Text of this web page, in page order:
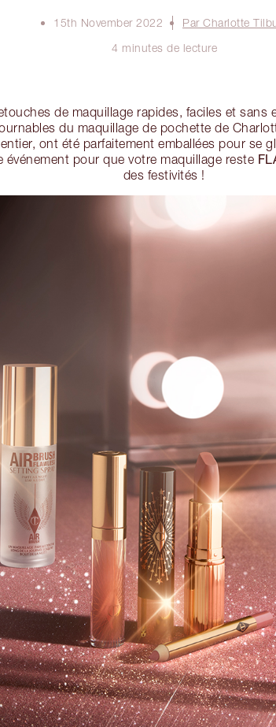
15th November 2022
Par Charlotte
4 minutes de lecture
de maquillage rapides, faciles et sans
du maquillage de pochette de
ont été parfaitement emballées pour se
événement pour que votre maquillage reste
des festivités !